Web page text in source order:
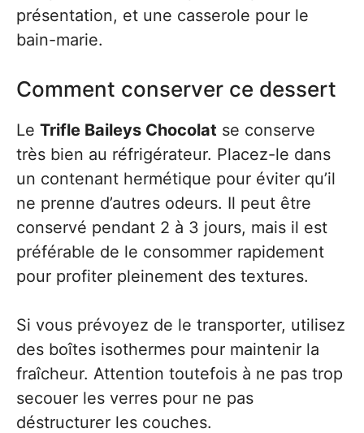
présentation, et une casserole pour le
bain-marie.
Comment conserver ce dessert
Le Trifle Baileys Chocolat se conserve
très bien au réfrigérateur. Placez-le dans
un contenant hermétique pour éviter qu’il
ne prenne d’autres odeurs. Il peut être
conservé pendant 2 à 3 jours, mais il est
préférable de le consommer rapidement
pour profiter pleinement des textures.
Si vous prévoyez de le transporter, utilisez
des boîtes isothermes pour maintenir la
fraîcheur. Attention toutefois à ne pas trop
secouer les verres pour ne pas
déstructurer les couches.